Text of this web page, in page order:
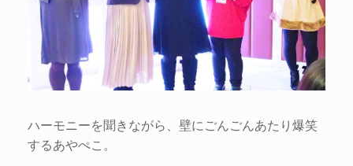
ハーモニーを聞きながら、壁にごんごんあたり爆笑
するあやぺこ。